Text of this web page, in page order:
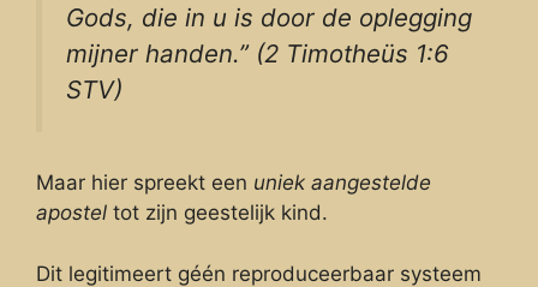
Gods, die in u is door de oplegging
mijner handen.” (2 Timotheüs 1:6
STV)
Maar hier spreekt een uniek aangestelde
apostel tot zijn geestelijk kind.
Dit legitimeert géén reproduceerbaar systeem